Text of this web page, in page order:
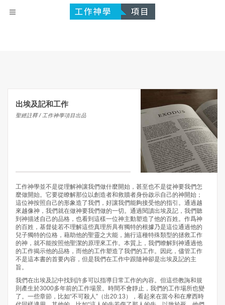
出埃及記和工作
聖經註釋 / 工作神學項目出品
工作神學並不是從理解神讓我們做什麼開始，甚至也不是從神要我們怎
麼做開始。它要從瞭解那位以創造者和救贖者身份啟示自己的神開始；
這位神按照自己的形象造了我們，好讓我們能夠接受他的指引。通過越
來越像神，我們就在做神要我們做的一切。通過閱讀出埃及記，我們聽
到神描述自己的品格，也看到這樣一位神主動塑造了他的百姓。作爲神
的百姓，基督徒若不理解這些真理所具有獨特的根據乃是這位通過他的
兒子獨特的位格，藉助他的聖靈之大能，施行這種特殊類型的拯救工作
的神，就不能按照他聖潔的原理來工作。本質上，我們瞭解到神通過他
的工作揭示他的品格，而他的工作塑造了我們的工作。因此，儘管工作
不是這本書的首要內容，但是我們在工作中跟隨神卻是出埃及記的主
旨。
我們在出埃及記中找到許多可以指導日常工作的內容。但這些教誨和規
則產生於3000多年前的工作場景。時間不會靜止，我們的工作場所也變
了。一些章節，比如“不可殺人”（出20:13），看起來在當今和在摩西時